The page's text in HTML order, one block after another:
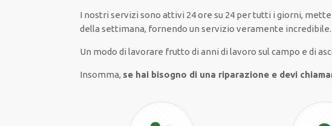
I nostri servizi sono attivi 24 ore su 24 pertutti i giorni,
della settimana, fornendo un servizioveramente incredibile.
Un modo di lavorare frutto di anni di lavoro sul campo e di
Insomma, se hai bisogno di una riparazione e devi